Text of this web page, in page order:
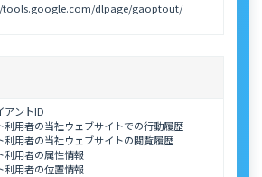
tools.google.com/dlpage/gaoptout/
アントID
利用者の当社ウェブサイトでの行動履歴
利用者の当社ウェブサイトの閲覧履歴
利用者の属性情報
利用者の位置情報